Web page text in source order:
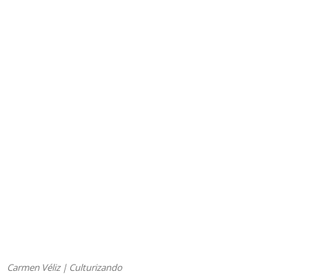
Carmen Véliz | Culturizando